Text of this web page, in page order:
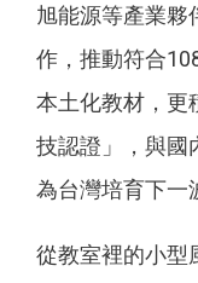
旭能源等產業夥
作，推動符合
本土化教材，更
技認證」，與國
為台灣培育下一
從教室裡的小型